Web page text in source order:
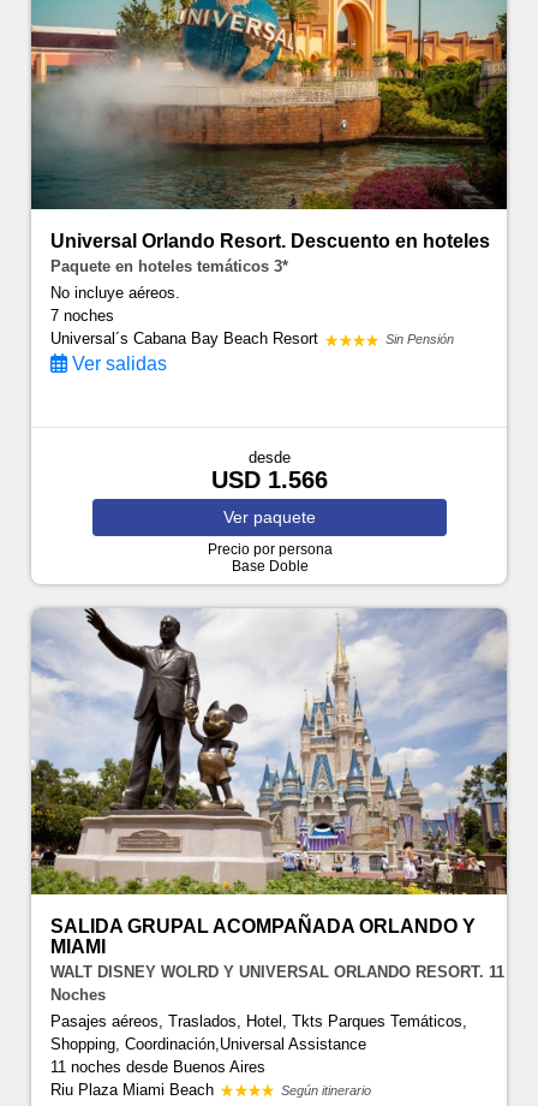
Universal Orlando Resort. Descuento en hoteles
Paquete en hoteles temáticos 3*
No incluye aéreos.
7 noches
Universal´s Cabana Bay Beach Resort
Sin Pensión
Ver salidas
desde
USD 1.566
Ver paquete
Precio por persona
Base Doble
SALIDA GRUPAL ACOMPAÑADA ORLANDO Y
MIAMI
WALT DISNEY WOLRD Y UNIVERSAL ORLANDO RESORT. 11
Noches
Pasajes aéreos, Traslados, Hotel, Tkts Parques Temáticos,
Shopping, Coordinación,Universal Assistance
11 nochesdesde Buenos Aires
Riu Plaza Miami Beach
Según itinerario